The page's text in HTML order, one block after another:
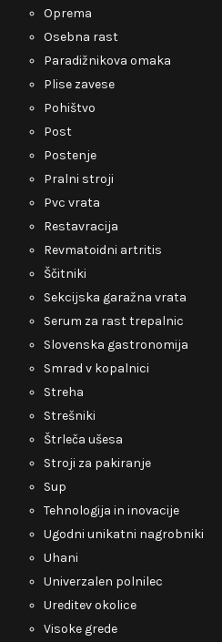
Oprema
Osebna rast
Paradižnikova omaka
Plise zavese
Pohištvo
Post
Postenje
Pralni stroji
Pvc vrata
Restavracija
Revmatoidni artritis
Ščitniki
Sekcijska garažna vrata
Serum za rast trepalnic
Slovenska gastronomija
Smrad v kopalnici
Streha
Strešniki
Štrleča ušesa
Stroji za pakiranje
Sup
Tehnologija in inovacije
Ugodni unikatni nagrobniki
Uhani
Univerzalen polnilec
Ureditev okolice
Visoke grede